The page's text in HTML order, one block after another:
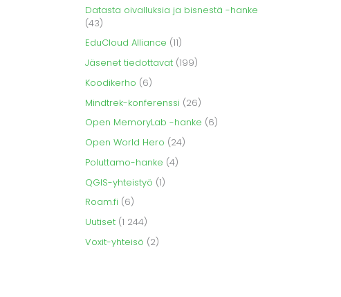
Datasta oivalluksia ja bisnestä -hanke
(43)
EduCloud Alliance (11)
Jäsenet tiedottavat (199)
Koodikerho (6)
Mindtrek-konferenssi (26)
Open MemoryLab -hanke (6)
Open World Hero (24)
Poluttamo-hanke (4)
QGIS-yhteistyö (1)
Roam.fi (6)
Uutiset (1 244)
Voxit-yhteisö (2)